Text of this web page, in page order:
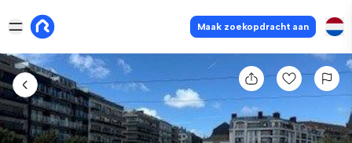
Maak zoekopdracht aan